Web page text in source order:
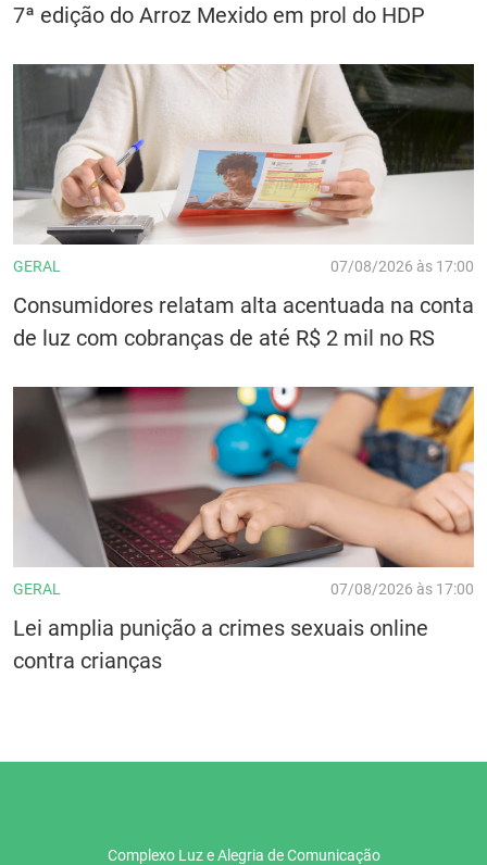
7ª edição do Arroz Mexido em prol do HDP
GERAL 07/08/2026 às 17:00
Consumidores relatam alta acentuada na conta
de luz com cobranças de até R$ 2 mil no RS
GERAL 07/08/2026 às 17:00
Lei amplia punição a crimes sexuais online
contra crianças
Complexo Luz e Alegria de Comunicação